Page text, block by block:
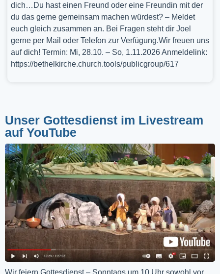
dich…Du hast einen Freund oder eine Freundin mit der
du das gerne gemeinsam machen würdest? – Meldet
euch gleich zusammen an. Bei Fragen steht dir Joel
gerne per Mail oder Telefon zur Verfügung.Wir freuen uns
auf dich! Termin: Mi, 28.10. – So, 1.11.2026 Anmeldelink:
https://bethelkirche.church.tools/publicgroup/617
Unser Gottesdienst im Livestream
auf YouTube
Wir feiern Gottesdienst – Sonntags um 10 Uhr sowohl vor